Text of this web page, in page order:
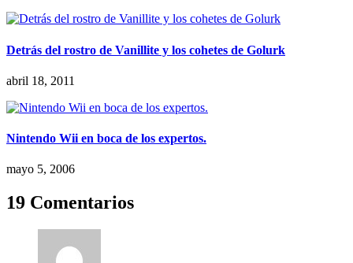
Detrás del rostro de Vanillite y los cohetes de Golurk
abril 18, 2011
Nintendo Wii en boca de los expertos.
mayo 5, 2006
19 Comentarios